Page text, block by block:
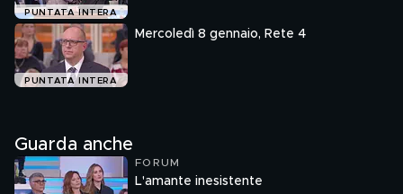
PUNTATA INTERA
PUNTATA INTERA
Mercoledì 8 gennaio, Rete 4
Guarda anche
FORUM
L'amante inesistente